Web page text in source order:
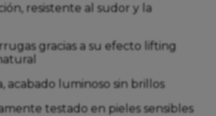
resistente al sudor y la
gracias a su efecto lifting
acabado luminoso sin brillos
testado en pieles sensibles